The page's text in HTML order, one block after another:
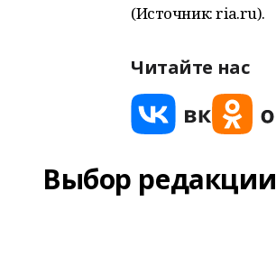
(Источник: ria.ru).
Читайте нас
Выбор редакции